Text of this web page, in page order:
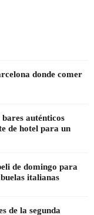
donde comer
auténticos
de hotel para un
de domingo para
italianas
de la segunda